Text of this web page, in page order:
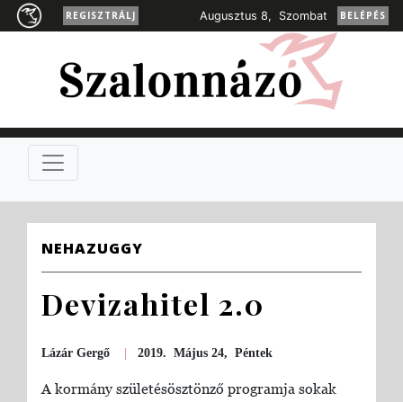
REGISZTRÁLJ Augusztus 8, Szombat BELÉPÉS
NEHAZUGGY
Devizahitel 2.0
Lázár Gergő 2019. Május 24, Péntek
A kormány születésösztönző programja sokak